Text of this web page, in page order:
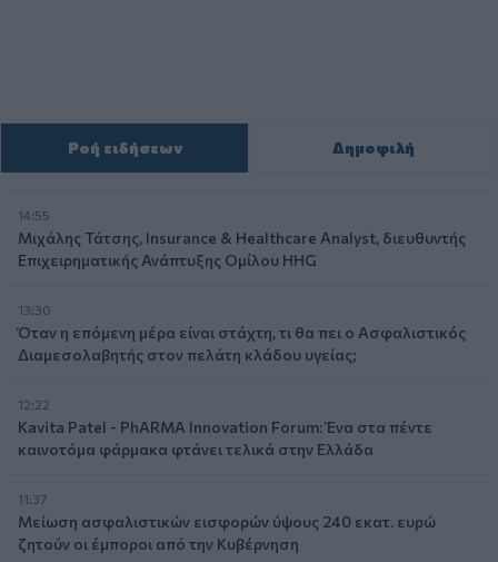
Ροή ειδήσεων Δημοφιλή
14:55
Μιχάλης Τάτσης, Insurance & Healthcare Analyst, διευθυντής
Επιχειρηματικής Ανάπτυξης Ομίλου HHG
13:30
Όταν η επόμενη μέρα είναι στάχτη, τι θα πει ο Ασφαλιστικός
Διαμεσολαβητής στον πελάτη κλάδου υγείας;
12:22
Kavita Patel - PhARMA Innovation Forum: Ένα στα πέντε
καινοτόμα φάρμακα φτάνει τελικά στην Ελλάδα
11:37
Μείωση ασφαλιστικών εισφορών ύψους 240 εκατ. ευρώ
ζητούν οι έμποροι από την Κυβέρνηση